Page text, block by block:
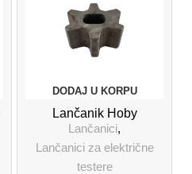
DODAJ U KORPU
Lančanik Hoby
Lančanici,
Lančanici za električne
testere